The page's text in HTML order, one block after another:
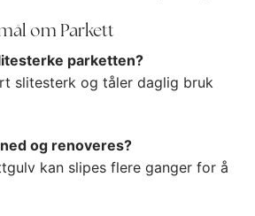
om Parkett
parketten?
slitesterk og tåler daglig bruk
og renoveres?
kan slipes flere ganger for å